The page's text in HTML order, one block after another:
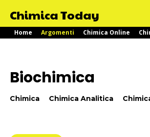
Chimica Today
Home Argomenti Chimica Online
Biochimica
Chimica Chimica Analitica